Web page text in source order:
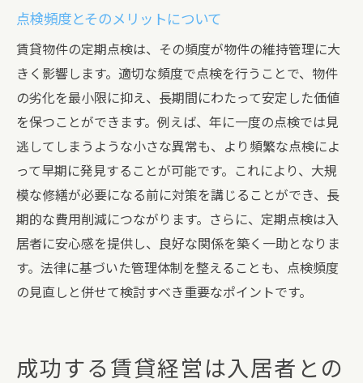
解決策を事前に準備する重要性
点検頻度とそのメリットについて
賃貸物件の定期点検は、その頻度が物件の維持管理に大
きく影響します。適切な頻度で点検を行うことで、物件
の劣化を最小限に抑え、長期間にわたって安定した価値
を保つことができます。例えば、年に一度の点検では見
逃してしまうような小さな異常も、より頻繁な点検によ
って早期に発見することが可能です。これにより、大規
模な修繕が必要になる前に対策を講じることができ、長
期的な費用削減につながります。さらに、定期点検は入
居者に安心感を提供し、良好な関係を築く一助となりま
す。法律に基づいた管理体制を整えることも、点検頻度
の見直しと併せて検討すべき重要なポイントです。
成功する賃貸経営は入居者との